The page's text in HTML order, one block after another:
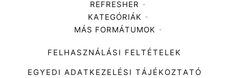
REFRESHER
Médiaajánlat
KATEGÓRIÁK
Zene
Divat
Kultúra
MÁS FORMÁTUMOK
FELHASZNÁLÁSI FELTÉTELEK
EGYEDI ADATKEZELÉSI TÁJÉKOZTATÓ